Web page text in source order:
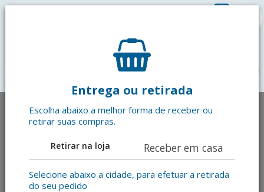
0
Entrega ou retirada
Escolha abaixo a melhor forma de receber ou
retirar suas compras.
Retirar na loja Receber em casa
Selecione abaixo a cidade, para efetuar a retirada
do seu pedido